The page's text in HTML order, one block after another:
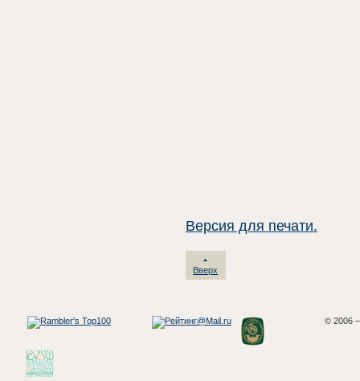
Версия для печати.
Вверх
© 2006